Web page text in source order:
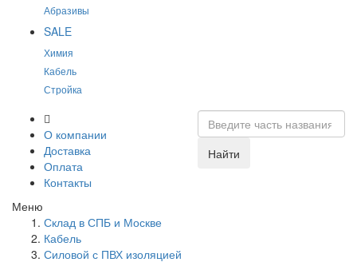
Абразивы
SALE
Химия
Кабель
Стройка
О компании
Доставка
Оплата
Контакты
Найти
Меню
Склад в СПБ и Москве
Кабель
Силовой с ПВХ изоляцией